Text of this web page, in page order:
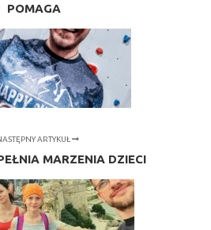
POMAGA
ARTYKUŁ
MARZENIA DZIECI